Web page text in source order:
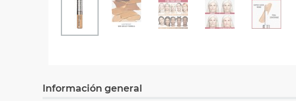
Información general